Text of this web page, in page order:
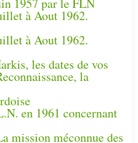
1957 par le FLN
à Aout 1962.
à Aout 1962.
les dates de vos
la
en 1961 concernant
mission méconnue des